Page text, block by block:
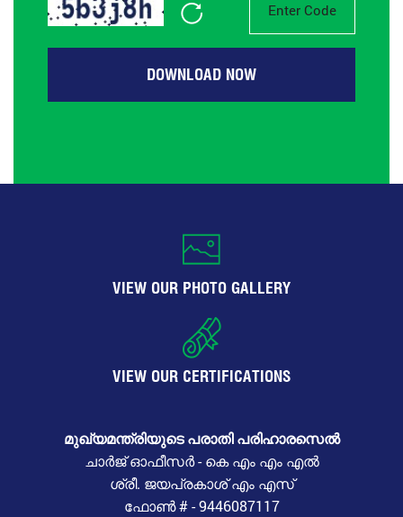
VIEW OUR PHOTO GALLERY
VIEW OUR CERTIFICATIONS
മുഖ്യമന്ത്രിയുടെ പരാതി പരിഹാരസെൽ
ചാർജ് ഓഫീസർ - കെ എം എം എൽ
ശ്രീ. ജയപ്രകാശ് എം എസ്
ഫോൺ # - 9446087117